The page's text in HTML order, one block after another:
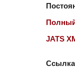
Полный
JATS
Ссылка